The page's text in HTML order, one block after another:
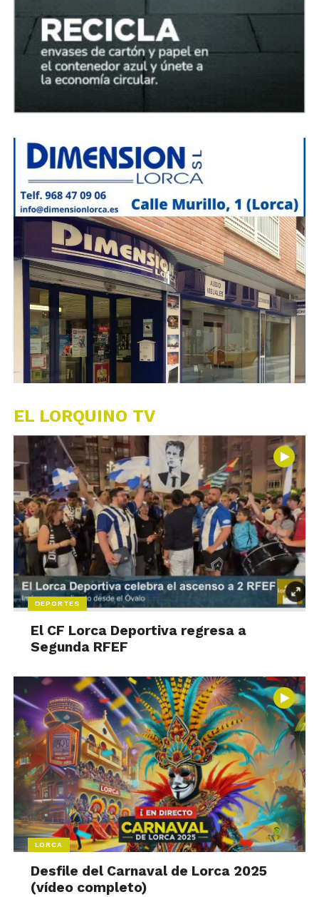
EL LORQUINO TV
DEPORTES
El CF Lorca Deportiva regresa a
Segunda RFEF
LORCA
Desfile del Carnaval de Lorca 2025
(vídeo completo)